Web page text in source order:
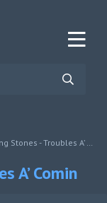
- Troubles A’ Comin
A’ Comin